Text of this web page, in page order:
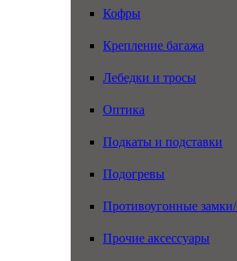
Кофры
Крепление багажа
Лебедки и тросы
Оптика
Подкаты и подставки
Подогревы
Противоугонные
Прочие аксессуары